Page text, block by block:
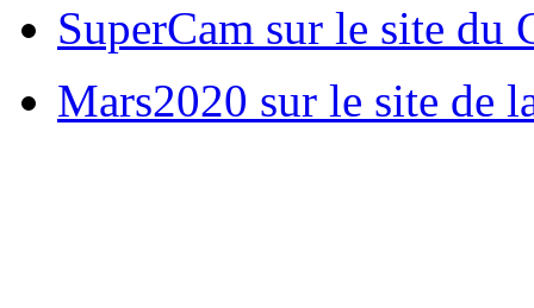
SuperCam sur le site du
Mars2020 sur le site de